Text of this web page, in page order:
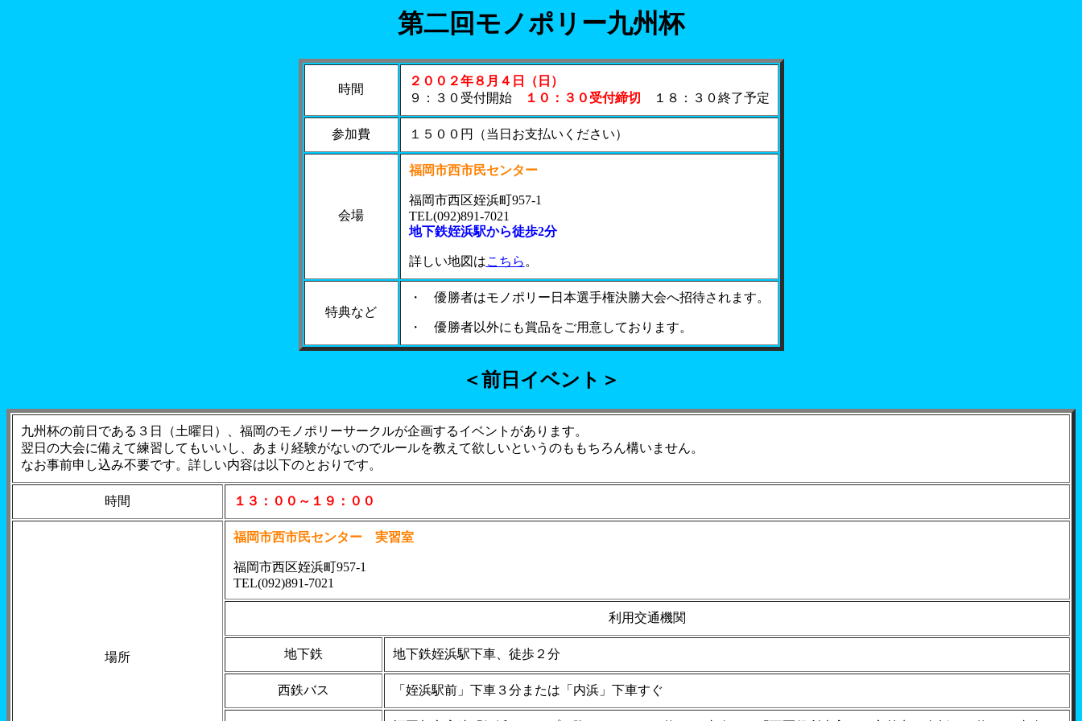
第二回モノポリー九州杯
時間
２００２年８月４日（日）
９：３０受付開始
１０：３０受付締切 １８：３０終了予定
参加費 １５００円（当日お支払いください）
会場
福岡市西市民センター
福岡市西区姪浜町957-1
TEL(092)891-7021
地下鉄姪浜駅から徒歩2分
詳しい地図はこちら。
特典など
・ 優勝者はモノポリー日本選手権決勝大会へ招待されます。
・ 優勝者以外にも賞品をご用意しております。
＜前日イベント＞
九州杯の前日である３日（土曜日）、福岡のモノポリーサークルが企画するイベントがあります。
翌日の大会に備えて練習してもいいし、あまり経験がないのでルールを教えて欲しいというのももちろん構いません。
なお事前申し込み不要です。詳しい内容は以下のとおりです。
時間 １３：００～１９：００
場所
福岡市西市民センター 実習室
福岡市西区姪浜町957-1
TEL(092)891-7021
利用交通機関
地下鉄 地下鉄姪浜駅下車、徒歩２分
西鉄バス 「姪浜駅前」下車３分または「内浜」下車すぐ